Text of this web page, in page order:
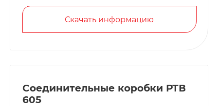
Скачать информацию
Соединительные коробки РТВ
605